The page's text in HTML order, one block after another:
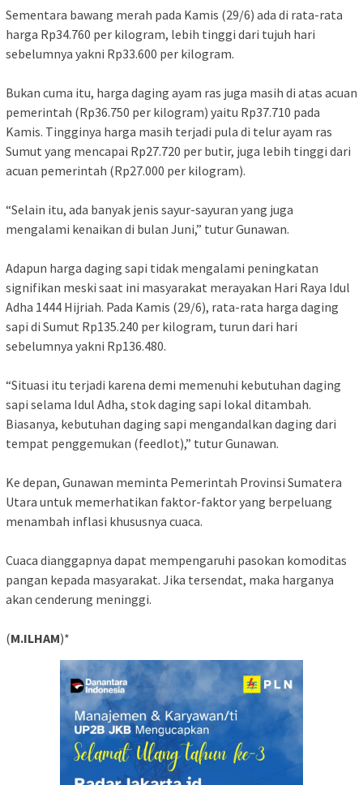
Sementara bawang merah pada Kamis (29/6) ada di rata-rata
harga Rp34.760 per kilogram, lebih tinggi dari tujuh hari
sebelumnya yakni Rp33.600 per kilogram.
Bukan cuma itu, harga daging ayam ras juga masih di atas acuan
pemerintah (Rp36.750 per kilogram) yaitu Rp37.710 pada
Kamis. Tingginya harga masih terjadi pula di telur ayam ras
Sumut yang mencapai Rp27.720 per butir, juga lebih tinggi dari
acuan pemerintah (Rp27.000 per kilogram).
“Selain itu, ada banyak jenis sayur-sayuran yang juga
mengalami kenaikan di bulan Juni,” tutur Gunawan.
Adapun harga daging sapi tidak mengalami peningkatan
signifikan meski saat ini masyarakat merayakan Hari Raya Idul
Adha 1444 Hijriah. Pada Kamis (29/6), rata-rata harga daging
sapi di Sumut Rp135.240 per kilogram, turun dari hari
sebelumnya yakni Rp136.480.
“Situasi itu terjadi karena demi memenuhi kebutuhan daging
sapi selama Idul Adha, stok daging sapi lokal ditambah.
Biasanya, kebutuhan daging sapi mengandalkan daging dari
tempat penggemukan (feedlot),” tutur Gunawan.
Ke depan, Gunawan meminta Pemerintah Provinsi Sumatera
Utara untuk memerhatikan faktor-faktor yang berpeluang
menambah inflasi khususnya cuaca.
Cuaca dianggapnya dapat mempengaruhi pasokan komoditas
pangan kepada masyarakat. Jika tersendat, maka harganya
akan cenderung meninggi.
(M.ILHAM)*